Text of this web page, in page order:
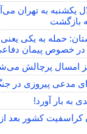
یکشنبه به تهران
بازگشت
حمله به یکی یعنی
در خصوص پیمان
امسال پرچالش
مدعی پیروزی در
به بار آورد!